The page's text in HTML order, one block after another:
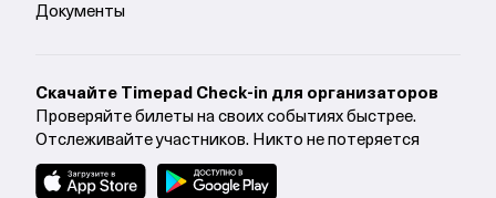
Документы
Cкачайте Timepad Check-in для организаторов
Проверяйте билеты на своих событиях быстрее.
Отслеживайте участников. Никто не потеряется